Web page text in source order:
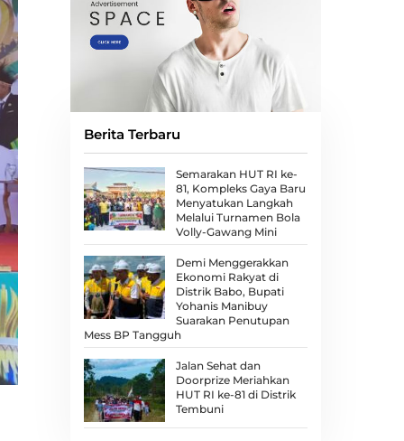
Berita Terbaru
Semarakan HUT RI ke-
81, Kompleks Gaya Baru
Menyatukan Langkah
Melalui Turnamen Bola
Volly-Gawang Mini
Demi Menggerakkan
Ekonomi Rakyat di
Distrik Babo, Bupati
Yohanis Manibuy
Suarakan Penutupan
Mess BP Tangguh
Jalan Sehat dan
Doorprize Meriahkan
HUT RI ke-81 di Distrik
Tembuni